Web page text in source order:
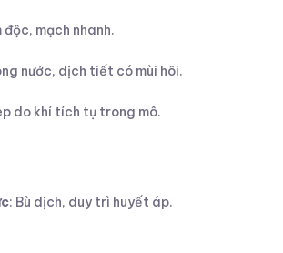
mạch nhanh.
nước, dịch tiết có mùi hôi.
do khí tích tụ trong mô.
: Bù dịch, duy trì huyết áp.